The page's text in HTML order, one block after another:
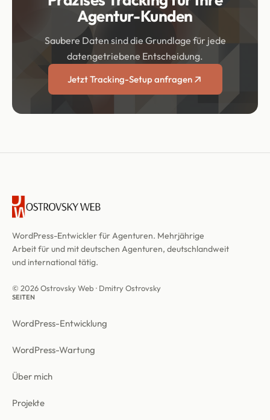
Agentur-Kunden
Saubere Daten sind die Grundlage für jede
datengetriebene Entscheidung.
Jetzt Tracking-Setup anfragen
WordPress-Entwickler für Agenturen. Mehrjährige
Arbeit für und mit deutschen Agenturen, deutschlandweit
und international tätig.
© 2026 Ostrovsky Web · Dmitry Ostrovsky
SEITEN
WordPress-Entwicklung
WordPress-Wartung
Über mich
Projekte